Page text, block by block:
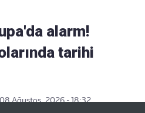
alarm!
tarihi
08 Ağustos, 2026 - 18:32